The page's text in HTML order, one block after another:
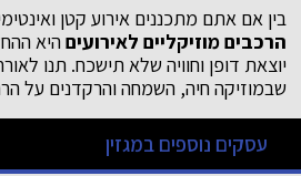
בין אם אתם מתכננים אירוע קטן
הרכבים מוזיקליים לאירועיםהיא
יוצאת דופן וחוויה שלא תישכח. תנו
שבמוזיקה חיה, השמחה והרקדנים על
עסקים נוספים במגזין